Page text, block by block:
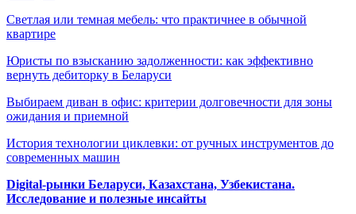
Светлая или темная мебель: что практичнее в обычной
квартире
Юристы по взысканию задолженности: как эффективно
вернуть дебиторку в Беларуси
Выбираем диван в офис: критерии долговечности для зоны
ожидания и приемной
История технологии циклевки: от ручных инструментов до
современных машин
Digital-рынки Беларуси, Казахстана, Узбекистана.
Исследование и полезные инсайты